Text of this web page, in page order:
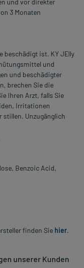
und vor direkter
3 Monaten
beschädigt ist. KY JElly
und
und beschädigter
brechen Sie die
Ihren Arzt, falls Sie
Irritationen
stillen. Unzugänglich
Benzoic Acid,
finden Sie hier.
unserer Kunden